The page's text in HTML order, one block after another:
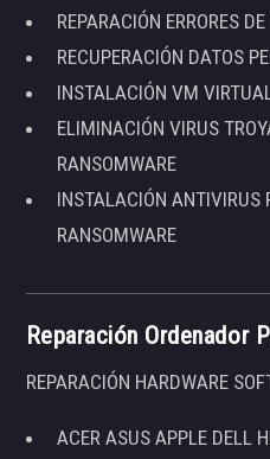
REPARACIÓN ERRORES
RECUPERACIÓN DATOS
INSTALACIÓN VM
ELIMINACIÓN VIRUS
RANSOMWARE
INSTALACIÓN ANTIVIRUS
RANSOMWARE
Reparación Ordenador
REPARACIÓN HARDWARE
ACER ASUS APPLE DELL